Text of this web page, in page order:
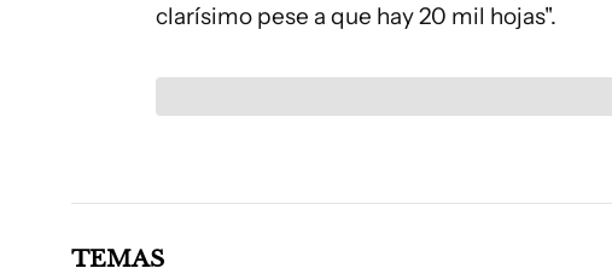
clarísimo pese a que hay 20 mil hojas".
TEMAS